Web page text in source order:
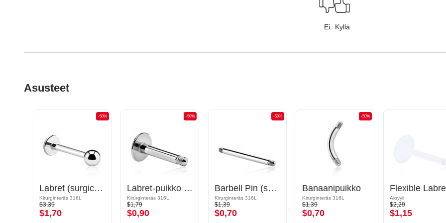
Ei Kyllä
Asusteet
-50%
Labret (surgical steel, silver, shiny finish)
Kirurginteräs 316L
$3,39
$1,70
-50%
Labret-puikko (kirurginen teräs, hopea, kiiltävä pinta)
Kirurginteräs 316L
$1,79
$0,90
-50%
Barbell Pin (surgical steel, silver, shiny finish)
Kirurginteräs 316L
$1,39
$0,70
-50%
Banaanipuikko
Kirurginteräs 316L
$1,39
$0,70
Akryyli
$2,29
$1,15